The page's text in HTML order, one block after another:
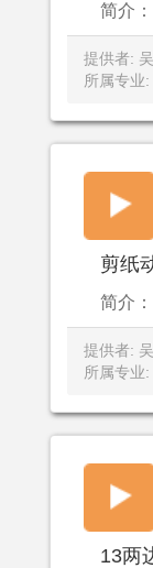
简介
提供者:
所属专业
剪纸
简介
提供者:
所属专业
13两